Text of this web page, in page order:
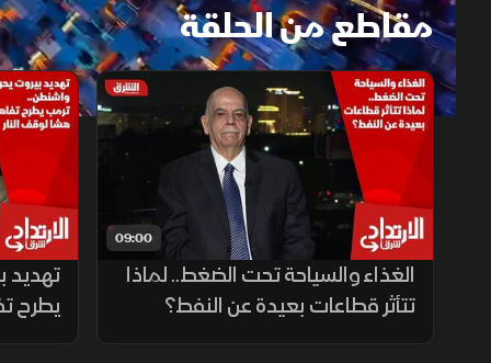
1x auto
مقاطع من الحلقة
09:00
الغذاء والسياحة تحت الضغط.. لماذا
تتأثر قطاعات بعيدة عن النفط؟
تهديد
يطرح